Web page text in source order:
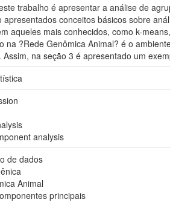
trabalho é apresentar a análise de
apresentados conceitos básicos sobre
aqueles mais conhecidos, como k-
na ?Rede Genômica Animal? é o
Assim, na seção 3 é apresentado um
analysis
de dados
Animal
principais